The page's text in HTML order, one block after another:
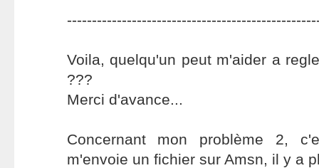
Voila, quelqu'un peut m'aider a
???
Merci d'avance...
Concernant mon problème 2,
m'envoie un fichier sur Amsn, il y a